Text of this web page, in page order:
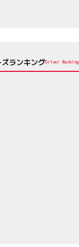
ランキングDriver Ranking